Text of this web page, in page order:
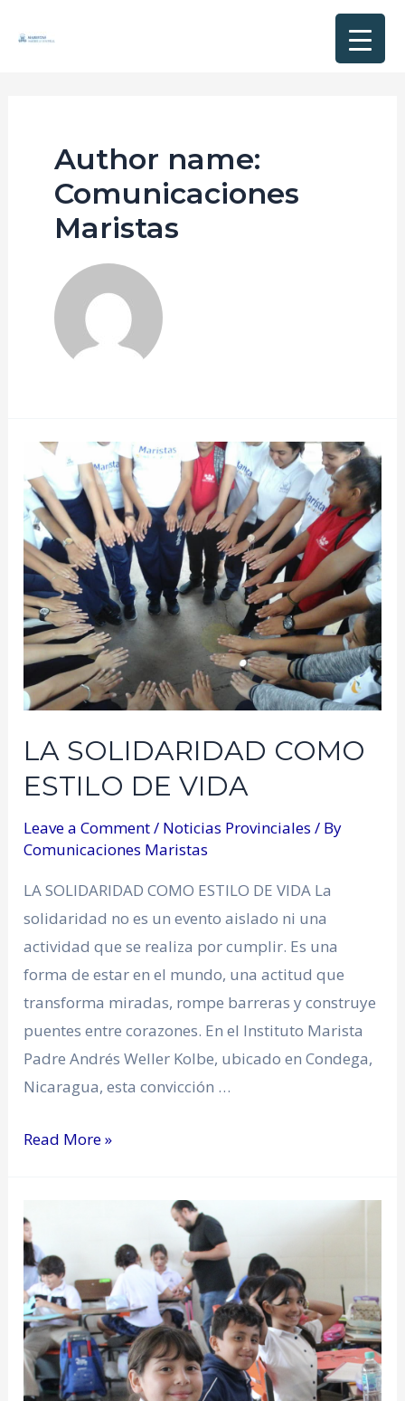
Author name:
Comunicaciones
Maristas
LA SOLIDARIDAD COMO
ESTILO DE VIDA
Leave a Comment/ Noticias Provinciales / By
Comunicaciones Maristas
LA SOLIDARIDAD COMO ESTILO DE VIDA La
solidaridad no es un evento aislado ni una
actividad que se realiza por cumplir. Es una
forma de estar en el mundo, una actitud que
transforma miradas, rompe barreras y construye
puentes entre corazones. En el Instituto Marista
Padre Andrés Weller Kolbe, ubicado en Condega,
Nicaragua, esta convicción …
Read More »